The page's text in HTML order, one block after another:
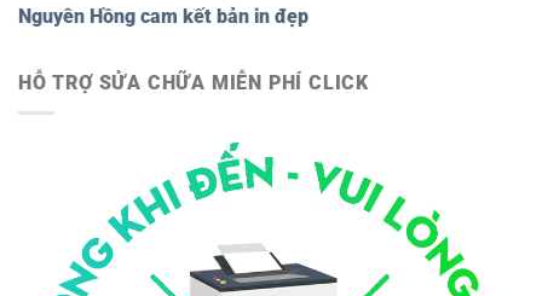
Nguyên Hồng cam kết bản in đẹp
HỖ TRỢ SỬA CHỮA MIỄN PHÍ CLICK